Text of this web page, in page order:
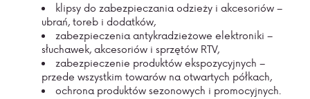
klipsy do zabezpieczania odzieży i akcesoriów –
ubrań, toreb i dodatków,
zabezpieczenia antykradzieżowe elektroniki –
słuchawek, akcesoriów i sprzętów RTV,
zabezpieczenie produktów ekspozycyjnych –
przede wszystkim towarów na otwartych półkach,
ochrona produktów sezonowych i promocyjnych.